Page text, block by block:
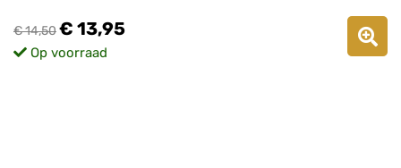
€ 14,50€ 13,95
Op voorraad